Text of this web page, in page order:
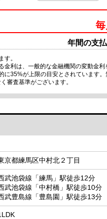
年間の支
。
利は、一般的な金融機関の変動金利
35%が上限の目安とされています。
審査基準がございます。
京都練馬区中村北２丁目
武池袋線「練馬」駅徒歩12分
武池袋線「中村橋」駅徒歩10分
武豊島線「豊島園」駅徒歩13分